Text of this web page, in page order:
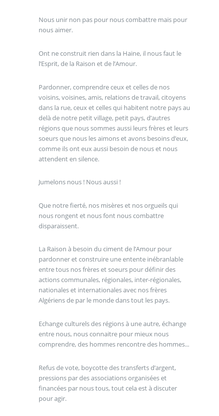
Nous unir non pas pour nous combattre mais pour
nous aimer.
Ont ne construit rien dans la Haine, il nous faut le
l’Esprit, de la Raison et de l’Amour.
Pardonner, comprendre ceux et celles de nos
voisins, voisines, amis, relations de travail, citoyens
dans la rue, ceux et celles qui habitent notre pays au
delà de notre petit village, petit pays, d’autres
régions que nous sommes aussi leurs frères et leurs
soeurs que nous les aimons et avons besoins d’eux,
comme ils ont eux aussi besoin de nous et nous
attendent en silence.
Jumelons nous ! Nous aussi !
Que notre fierté, nos misères et nos orgueils qui
nous rongent et nous font nous combattre
disparaissent.
La Raison à besoin du ciment de l’Amour pour
pardonner et construire une entente inébranlable
entre tous nos frères et soeurs pour définir des
actions communales, régionales, inter-régionales,
nationales et internationales avec nos frères
Algériens de par le monde dans tout les pays.
Echange culturels des régions à une autre, échange
entre nous, nous connaitre pour mieux nous
comprendre, des hommes rencontre des hommes...
Refus de vote, boycotte des transferts d’argent,
pressions par des associations organisées et
financées par nous tous, tout cela est à discuter
pour agir.